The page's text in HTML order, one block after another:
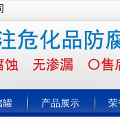
罐 产品展示 荣